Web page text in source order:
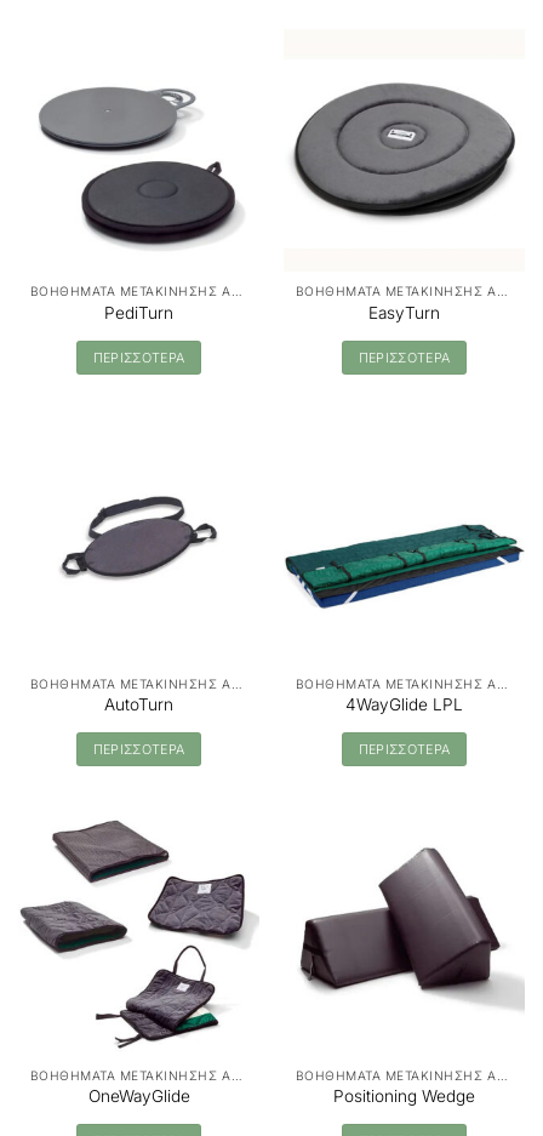
ΒΟΗΘΗΜΑΤΑ ΜΕΤΑΚΙΝΗΣΗΣ ΑΣΘΕΝΩΝ - MANUAL TRANSFER
PediTurn
ΠΕΡΙΣΣΟΤΕΡΑ
ΒΟΗΘΗΜΑΤΑ ΜΕΤΑΚΙΝΗΣΗΣ ΑΣΘΕΝΩΝ - MANUAL TRANSFER
EasyTurn
ΠΕΡΙΣΣΟΤΕΡΑ
AutoTurn
ΠΕΡΙΣΣΟΤΕΡΑ
4WayGlide LPL
ΠΕΡΙΣΣΟΤΕΡΑ
OneWayGlide Positioning Wedge